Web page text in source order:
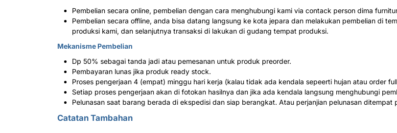
Pembelian secara online, pembelian dengan cara menghubungi kami via contack person dima
Pembelian secara offline, anda bisa datang langsung ke kota jepara dan melakukan pembelian di
produksi kami, dan selanjutnya transaksi di lakukan di gudang tempat produksi.
Mekanisme Pembelian
Dp 50% sebagai tanda jadi atau pemesanan untuk produk preorder.
Pembayaran lunas jika produk ready stock.
Proses pengerjaan 4 (empat) minggu hari kerja (kalau tidak ada kendala sepeerti hujan atau order
Setiap proses pengerjaan akan di fotokan hasilnya dan jika ada kendala langsung menghubungi
Pelunasan saat barang berada di ekspedisi dan siap berangkat. Atau perjanjian pelunasan ditempat
Catatan Tambahan